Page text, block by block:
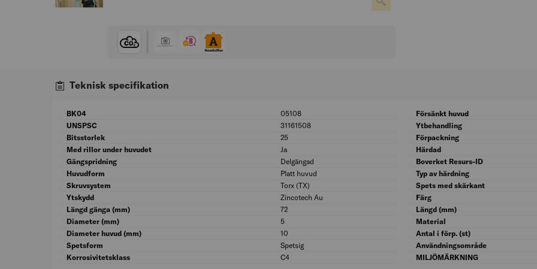
Teknisk specifikation
BK04 05108
BK04: 05108
UNSPSC
31161508
UNSPSC: 31161508
Bitsstorlek
25
Bitsstorlek: 25
Med rillor under huvudet
Ja
Med rillor under huvudet: Ja
Gängspridning
Delgängad
Gängspridning: Delgängad
Huvudform
Platt huvud
Huvudform: Platt huvud
Skruvsystem
Torx (TX)
Skruvsystem: Torx (TX)
Ytskydd
Zincotech Au
Ytskydd: Zincotech Au
Längd gänga (mm)
72
Längd gänga (mm): 72
Diameter (mm)
5
Diameter (mm): 5
Diameter huvud (mm)
10
Diameter huvud (mm): 10
Spetsform
Spetsig
Spetsform: Spetsig
Korrosivitetsklass
C4 Korrosivitetsklass: C4
Försänkt huvud
Ytbehandling
Förpackning
Härdad
Boverket Resurs-ID
Typ av härdning
Spets med skärkant
Färg
Längd (mm)
Material
Antal i förp. (st)
Användningsområde
MILJÖMÄRKNING